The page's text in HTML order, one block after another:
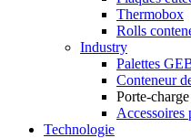
Thermobox
Rolls
Industry
Palettes
Conteneur
Porte-
Accessoires
Technologie